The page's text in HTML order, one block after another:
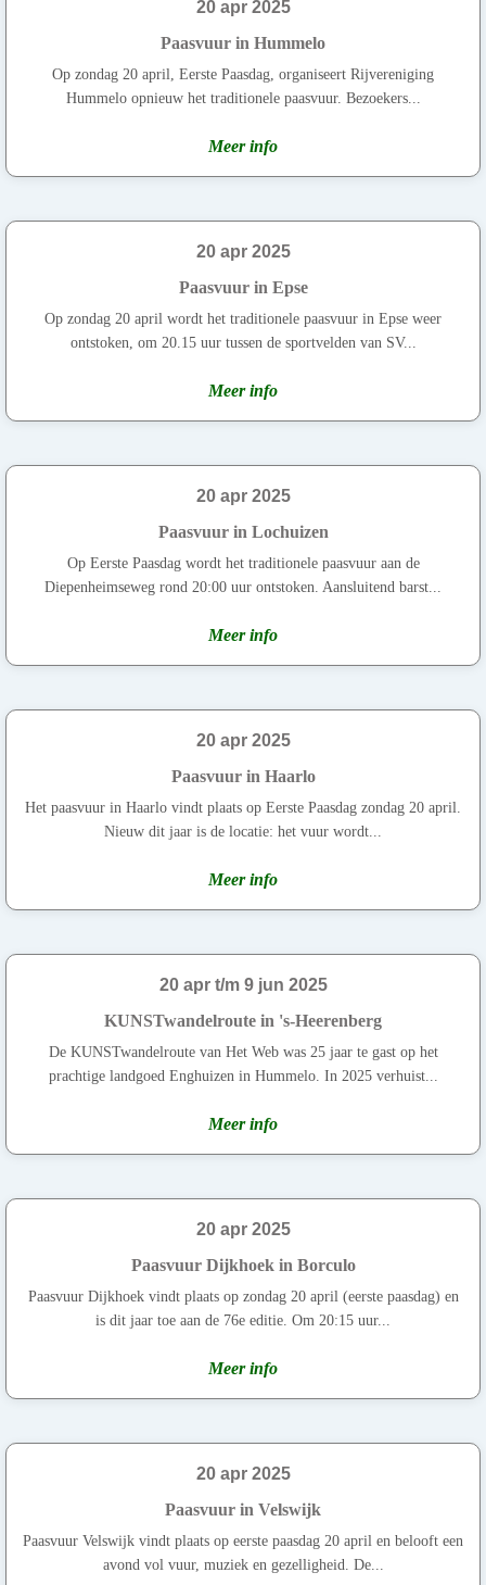
20 apr 2025
Paasvuur in Hummelo
Op zondag 20 april, Eerste Paasdag, organiseert Rijvereniging
Hummelo opnieuw het traditionele paasvuur. Bezoekers...
Meer info
20 apr 2025
Paasvuur in Epse
Op zondag 20 april wordt het traditionele paasvuur in Epse weer
ontstoken, om 20.15 uur tussen de sportvelden van SV...
Meer info
20 apr 2025
Paasvuur in Lochuizen
Op Eerste Paasdag wordt het traditionele paasvuur aan de
Diepenheimseweg rond 20:00 uur ontstoken. Aansluitend barst...
Meer info
20 apr 2025
Paasvuur in Haarlo
Het paasvuur in Haarlo vindt plaats op Eerste Paasdag zondag 20 april.
Nieuw dit jaar is de locatie: het vuur wordt...
Meer info
20 apr t/m 9 jun 2025
KUNSTwandelroute in 's-Heerenberg
De KUNSTwandelroute van Het Web was 25 jaar te gast op het
prachtige landgoed Enghuizen in Hummelo. In 2025 verhuist...
Meer info
20 apr 2025
Paasvuur Dijkhoek in Borculo
Paasvuur Dijkhoek vindt plaats op zondag 20 april (eerste paasdag) en
is dit jaar toe aan de 76e editie. Om 20:15 uur...
Meer info
20 apr 2025
Paasvuur in Velswijk
Paasvuur Velswijk vindt plaats op eerste paasdag 20 april en belooft een
avond vol vuur, muziek en gezelligheid. De...